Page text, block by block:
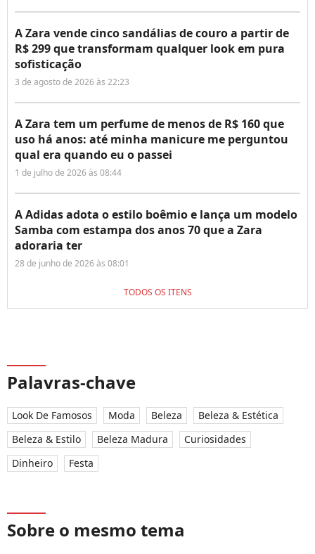
A Zara vende cinco sandálias de couro a partir de
R$ 299 que transformam qualquer look em pura
sofisticação
3 de agosto de 2026 às 22:23
A Zara tem um perfume de menos de R$ 160 que
uso há anos: até minha manicure me perguntou
qual era quando eu o passei
1 de julho de 2026 às 08:44
A Adidas adota o estilo boêmio e lança um modelo
Samba com estampa dos anos 70 que a Zara
adoraria ter
28 de junho de 2026 às 08:01
TODOS OS ITENS
Palavras-chave
Look De Famosos Moda Beleza
Beleza & Estética
Beleza & Estilo
Beleza Madura
Curiosidades
Dinheiro
Festa
Sobre o mesmo tema